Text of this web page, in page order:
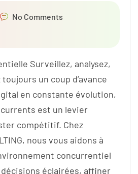
No Comments
Surveillez, analysez,
un coup d’avance
en constante évolution,
est un levier
compétitif. Chez
nous vous aidons à
concurrentiel
éclairées, affiner